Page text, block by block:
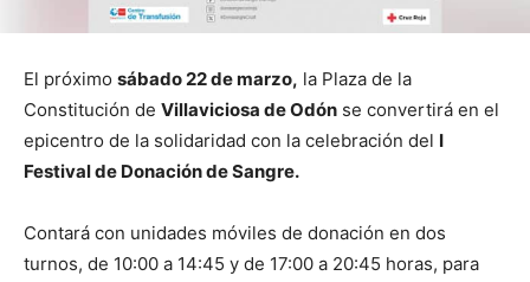
El próximo sábado 22 de marzo, la Plaza de la
Constitución de Villaviciosa de Odón se convertirá en el
epicentro de la solidaridad con la celebración del I
Festival de Donación de Sangre.
Contará con unidades móviles de donación en dos
turnos, de 10:00 a 14:45 y de 17:00 a 20:45 horas, para